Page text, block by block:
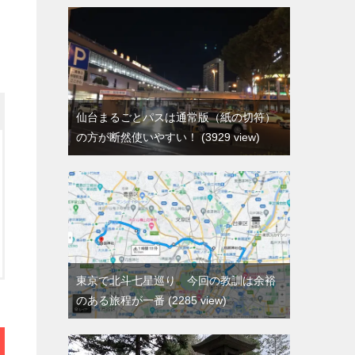
仙台まるごとパスは通常版（紙の切符）
の方が断然使いやすい！
3929 view
東京で北斗七星巡り 今回の教訓は余裕
のある旅程が一番
2285 view